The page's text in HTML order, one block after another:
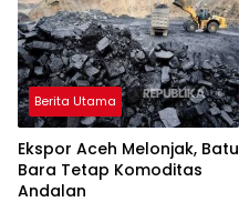
Berita Utama
Ekspor Aceh Melonjak, Batu
Bara Tetap Komoditas
Andalan